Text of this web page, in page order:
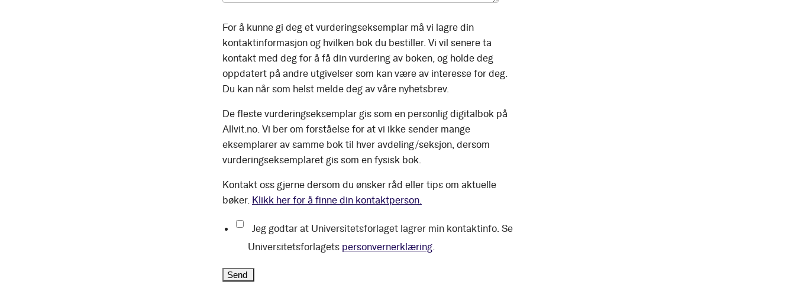
For å kunne gi deg et vurderingseksemplar må vi lagre din
kontaktinformasjon og hvilken bok du bestiller. Vi vil senere ta
kontakt med deg for å få din vurdering av boken, og holde deg
oppdatert på andre utgivelser som kan være av interesse for deg.
Du kan når som helst melde deg av våre nyhetsbrev.
De fleste vurderingseksemplar gis som en personlig digitalbok på
Allvit.no. Vi ber om forståelse for at vi ikke sender mange
eksemplarer av samme bok til hver avdeling/seksjon, dersom
vurderingseksemplaret gis som en fysisk bok.
Kontakt oss gjerne dersom du ønsker råd eller tips om aktuelle
bøker. Klikk her for å finne din kontaktperson.
Jeg godtar at Universitetsforlaget lagrer min kontaktinfo. Se
Universitetsforlagets personvernerklæring